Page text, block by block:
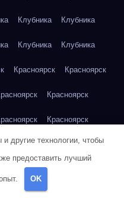
Клубника Клубника
Клубника Клубника
Красноярск Красноярск
Красноярск
Красноярск
Красноярск
Красноярск
Кукуруза
другие технологии, чтобы
предоставить лучший
OK